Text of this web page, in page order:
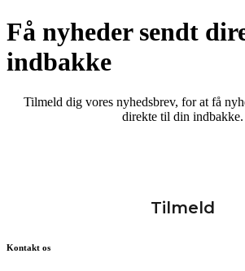
Få nyheder sendt
indbakke
Tilmeld dig vores nyhedsbrev, for at få
direkte til din indbakke.
Kontakt os